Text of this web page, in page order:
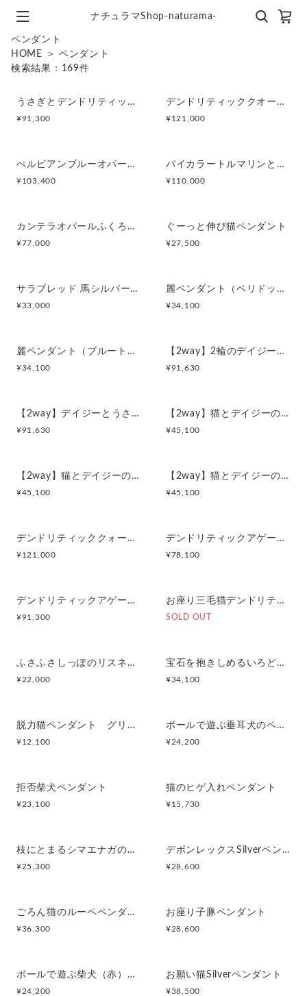
ナチュラマShop-naturama-
ペンダント
HOME ＞ ペンダント
検索結果： 169件
うさぎとデンドリティックアゲートペンダント
¥91,300
デンドリティッククオーツとお座り白猫ペンダント
¥121,000
ぺルビアンブルーオパール 猫と鳥ペンダントブローチ
¥103,400
バイカラートルマリンと振り向くおしゃべり三毛猫のペンダント
¥110,000
カンテラオパールふくろうペンダント
¥77,000
ぐーっと伸び猫ペンダント
¥27,500
サラブレッド 馬シルバーペンダント
¥33,000
麗ペンダント（ペリドット＆ルビー）／SILVER
¥34,100
麗ペンダント（ブルートパーズ＆ルビー）／SILVER
¥34,100
【2way】2輪のデイジーとうさぎの庭園 ブローチペンダントトップ（デンドリティックアゲート）
¥91,630
【2way】デイジーとうさぎの庭園 ブローチペンダントトップ（デンドリティックアゲート）
¥91,630
【2way】猫とデイジーのイニシャルSブローチペンダントトップ
¥45,100
【2way】猫とデイジーのイニシャルMブローチペンダントトップ
¥45,100
【2way】猫とデイジーのイニシャルAブローチペンダントトップ
¥45,100
デンドリティッククォーツと眠り三毛猫のペンダント
¥121,000
デンドリティックアゲートと亀のペンダント
¥78,100
デンドリティックアゲートとコザクラインコペンダント
¥91,300
お座り三毛猫デンドリティッククォーツペンダント
SOLD OUT
ふさふさしっぽのリスネックレス Silver925 (ゴールドカラー)
¥22,000
宝石を抱きしめるいろどり三毛猫ペンダント 天然石,シェルと水晶
¥34,100
脱力猫ペンダント グリ（マットゴールド）
¥12,100
ボールで遊ぶ垂耳犬のペンダント 淡水パール ゴールド
¥24,200
拒否柴犬ペンダント
¥23,100
猫のヒゲ入れペンダント
¥15,730
枝にとまるシマエナガのペンダント
¥25,300
デボンレックスSilverペンダント
¥28,600
ごろん猫のルーペペンダント
¥36,300
お座り子豚ペンダント
¥28,600
ボールで遊ぶ柴犬（赤）のネックレス
¥24,200
お願い猫Silverペンダント
¥38,500